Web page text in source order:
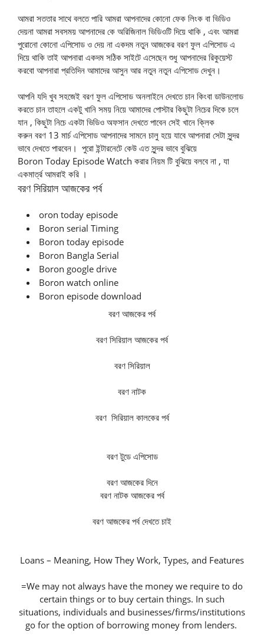
আমরা সততার সাথে বলতে পারি আমরা আপনাদের কোনো ফেক লিংক বা ভিডিও
দেয়না আমরা সবসময় আপনাদের কে অরিজিনাল ভিডিওটি দিয়ে থাকি , এবং আমরা
পুরোনো কোনো এপিসোড ও দেয় না একদম নতুন আজকের বরণ ফুল এপিসোড এ
দিয়ে থাকি তাই আপনারা একদম সঠিক সাইটে এসেছেন শুধু আপনাদের রিকুয়েস্ট
করবো আপনারা প্রতিদিন আমাদের আসুন আর নতুন নতুন এপিসোড দেখুন।
আপনি যদি খুব সহজেই বরণ ফুল এপিসোড অনলাইনে দেখতে চান কিংবা ডাউনলোড
করতে চান তাহলে একটু খানি সময় নিয়ে আমাদের পোস্টার কিছুটা নিচের দিকে চলে
যান , কিছুটা নিচে একটা ভিডিও অফসান দেখতে পাবেন সেই খানে ক্লিক
করুন বরণ 13 মার্চ এপিসোড আপনাদের সামনে চালু হয়ে যাবে আপনারা সেটা সুন্দর
ভাবে দেখতে পারবেন। পুরো ইন্টারনেটে কেউ এত সুন্দর ভাবে বুঝিয়ে
Boron Today Episode Watch করার নিয়ম টি বুঝিয়ে বলবে না , যা
একমার্ত্র আমরাই করি ।
বরণ সিরিয়াল আজকের পর্ব
oron today episode
Boron serial Timing
Boron today episode
Boron Bangla Serial
Boron google drive
Boron watch online
Boron episode download
বরণ আজকের পর্ব
বরণ সিরিয়াল আজকের পর্ব
বরণ সিরিয়াল
বরণ নাটক
বরণ সিরিয়াল কালকের পর্ব
বরণ টুডে এপিসোড
বরণ আজকের দিনে
বরণ নাটক আজকের পর্ব
বরণ আজকের পর্ব দেখতে চাই
Loans – Meaning, How They Work, Types, and Features
=We may not always have the money we require to do
certain things or to buy certain things. In such
situations, individuals and businesses/firms/institutions
go for the option of borrowing money from lenders.